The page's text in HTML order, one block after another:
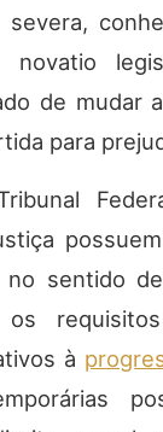
severa,
novatio
de mudar
para
no sentido
à